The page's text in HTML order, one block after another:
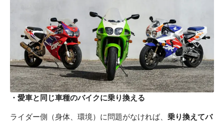
・愛車と同じ車種のバイクに乗り換える
ライダー側（身体、環境）に問題がなければ、 乗り換えてバ